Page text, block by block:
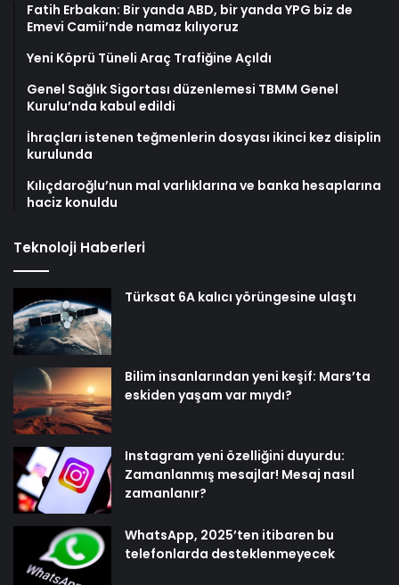
Fatih Erbakan: Bir yanda ABD, bir yanda YPG biz de
Emevi Camii’nde namaz kılıyoruz
Yeni Köprü Tüneli Araç Trafiğine Açıldı
Genel Sağlık Sigortası düzenlemesi TBMM Genel
Kurulu’nda kabul edildi
İhraçları istenen teğmenlerin dosyası ikinci kez disiplin
kurulunda
Kılıçdaroğlu’nun mal varlıklarına ve banka hesaplarına
haciz konuldu
Teknoloji Haberleri
Türksat 6A kalıcı yörüngesine ulaştı
Bilim insanlarından yeni keşif: Mars’ta
eskiden yaşam var mıydı?
Instagram yeni özelliğini duyurdu:
Zamanlanmış mesajlar! Mesaj nasıl
zamanlanır?
WhatsApp, 2025’ten itibaren bu
telefonlarda desteklenmeyecek